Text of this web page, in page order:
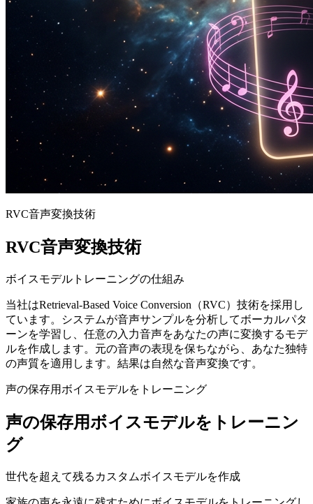
RVC音声変換技術
RVC音声変換技術
ボイスモデルトレーニングの仕組み
当社はRetrieval-Based Voice Conversion（RVC）技術を採用し
ています。システムが音声サンプルを分析してボーカルパタ
ーンを学習し、任意の入力音声をあなたの声に変換するモデ
ルを作成します。元の音声の表現を保ちながら、あなた独特
の声質を適用します。結果は自然な音声変換です。
声の保存用ボイスモデルをトレーニング
声の保存用ボイスモデルをトレーニン
グ
世代を超えて残るカスタムボイスモデルを作成